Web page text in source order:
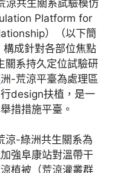
涼共生關系試驗模仿
Platform for
）（以下簡
構成針對各部位焦點
關系持久定位試驗研
洲-荒涼平臺為處理區
design扶植，是一
措措施平臺。
涼-綠洲共生關系為
強阜康站對溫帶干
植被（荒涼灌叢群